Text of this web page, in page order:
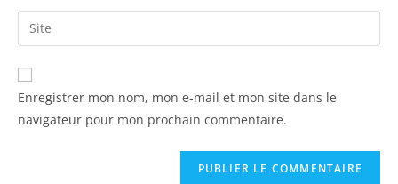
Enregistrer mon nom, mon e-mail et mon site dans le
navigateur pour mon prochain commentaire.